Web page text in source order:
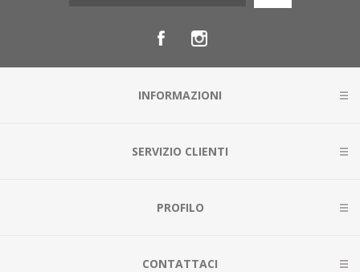
INFORMAZIONI
SERVIZIO CLIENTI
PROFILO
CONTATTACI